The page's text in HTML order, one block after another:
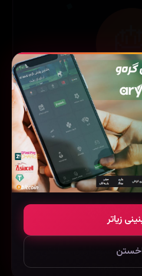
پیرۆز
علی
🎉
🥳
🎊
بۆ تۆ! هیوادارین ساڵێکی
سەرکەوتن بێت.
Under Paris (2024)
زیاتر